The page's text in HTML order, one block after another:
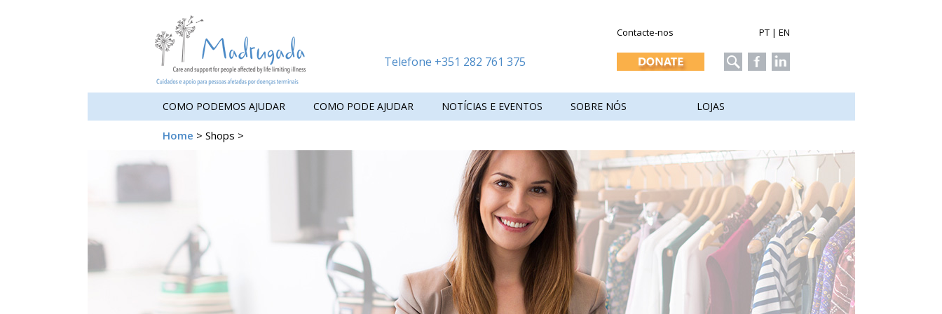
Telefone +351 282 761 375
Contacte-nos PT |EN
COMO PODEMOS AJUDAR COMO PODE AJUDAR NOTÍCIAS E EVENTOS SOBRE NÓS LOJAS
Home > Shops >